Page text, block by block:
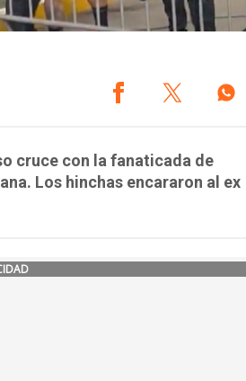
cruce con la fanaticada de
Los hinchas encararon al ex